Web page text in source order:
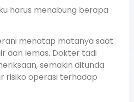
harus menabung berapa
menatap matanya saat
dan lemas. Dokter tadi
semakin ditunda
risiko operasi terhadap